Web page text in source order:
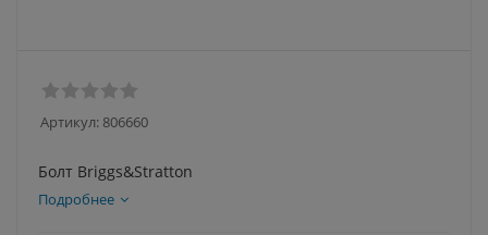
Артикул: 806660
Болт Briggs&Stratton
Подробнее